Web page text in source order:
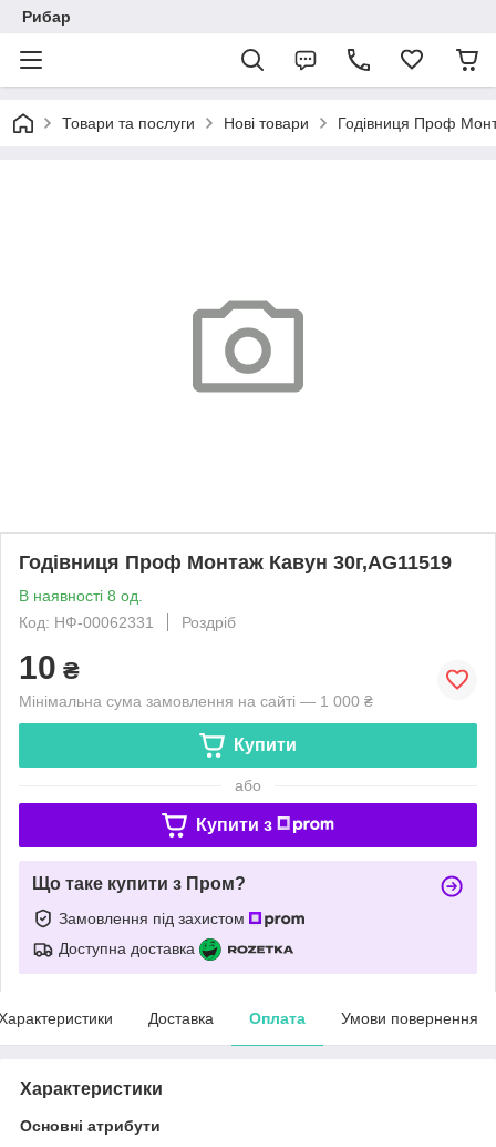
Рибар
Товари та послуги Нові товари Годівниця Проф
Годівниця Проф Монтаж Кавун 30г,AG11519
В наявності 8 од.
Код: НФ-00062331
Роздріб
10 ₴
Мінімальна сума замовлення на сайті — 1 000 ₴
Купити
або
Купити з
Що таке купити з Пром?
Замовлення під захистом
Доступна доставка
Доставка Оплата Умови повернення
Характеристики
Основні атрибути